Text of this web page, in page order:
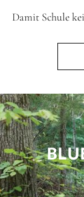
Damit Schule